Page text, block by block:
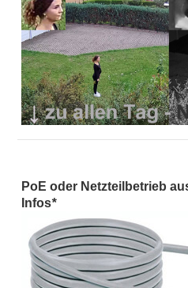
PoE oder Netzteilbetrieb
Infos*